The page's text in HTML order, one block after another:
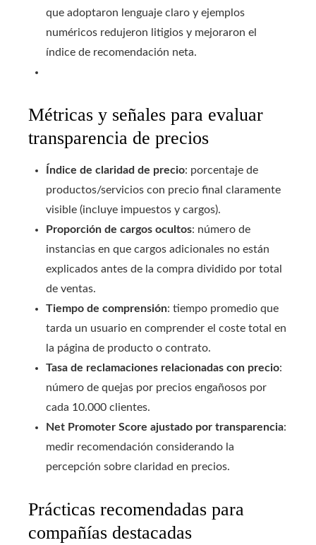
que adoptaron lenguaje claro y ejemplos
numéricos redujeron litigios y mejoraron el
índice de recomendación neta.
Métricas y señales para evaluar
transparencia de precios
Índice de claridad de precio: porcentaje de
productos/servicios con precio final claramente
visible (incluye impuestos y cargos).
Proporción de cargos ocultos: número de
instancias en que cargos adicionales no están
explicados antes de la compra dividido por total
de ventas.
Tiempo de comprensión: tiempo promedio que
tarda un usuario en comprender el coste total en
la página de producto o contrato.
Tasa de reclamaciones relacionadas con precio:
número de quejas por precios engañosos por
cada 10.000 clientes.
Net Promoter Score ajustado por transparencia:
medir recomendación considerando la
percepción sobre claridad en precios.
Prácticas recomendadas para
compañías destacadas